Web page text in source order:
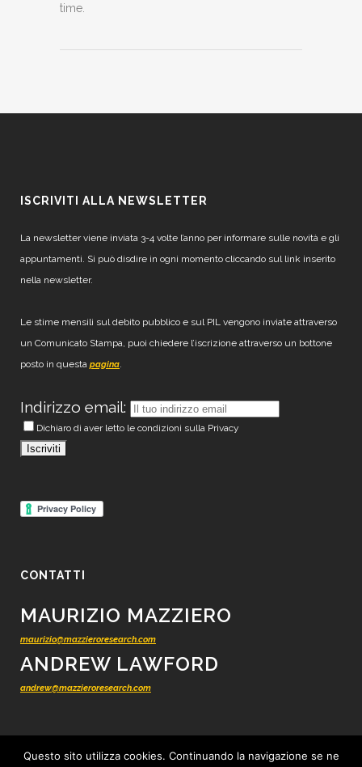
time.
ISCRIVITI ALLA NEWSLETTER
La newsletter viene inviata 3-4 volte l’anno per informare sulle novità e gli
appuntamenti. Si può disdire in ogni momento cliccando sul link inserito
nella newsletter.
Le stime mensili sul debito pubblico e sul PIL vengono inviate attraverso
un Comunicato Stampa, puoi chiedere l’iscrizione attraverso un bottone
posto in questa pagina.
Indirizzo email:
Dichiaro di aver letto le condizioni sulla Privacy
CONTATTI
MAURIZIO MAZZIERO
maurizio@mazzieroresearch.com
ANDREW LAWFORD
andrew@mazzieroresearch.com
Questo sito utilizza cookies. Continuando la navigazione se ne